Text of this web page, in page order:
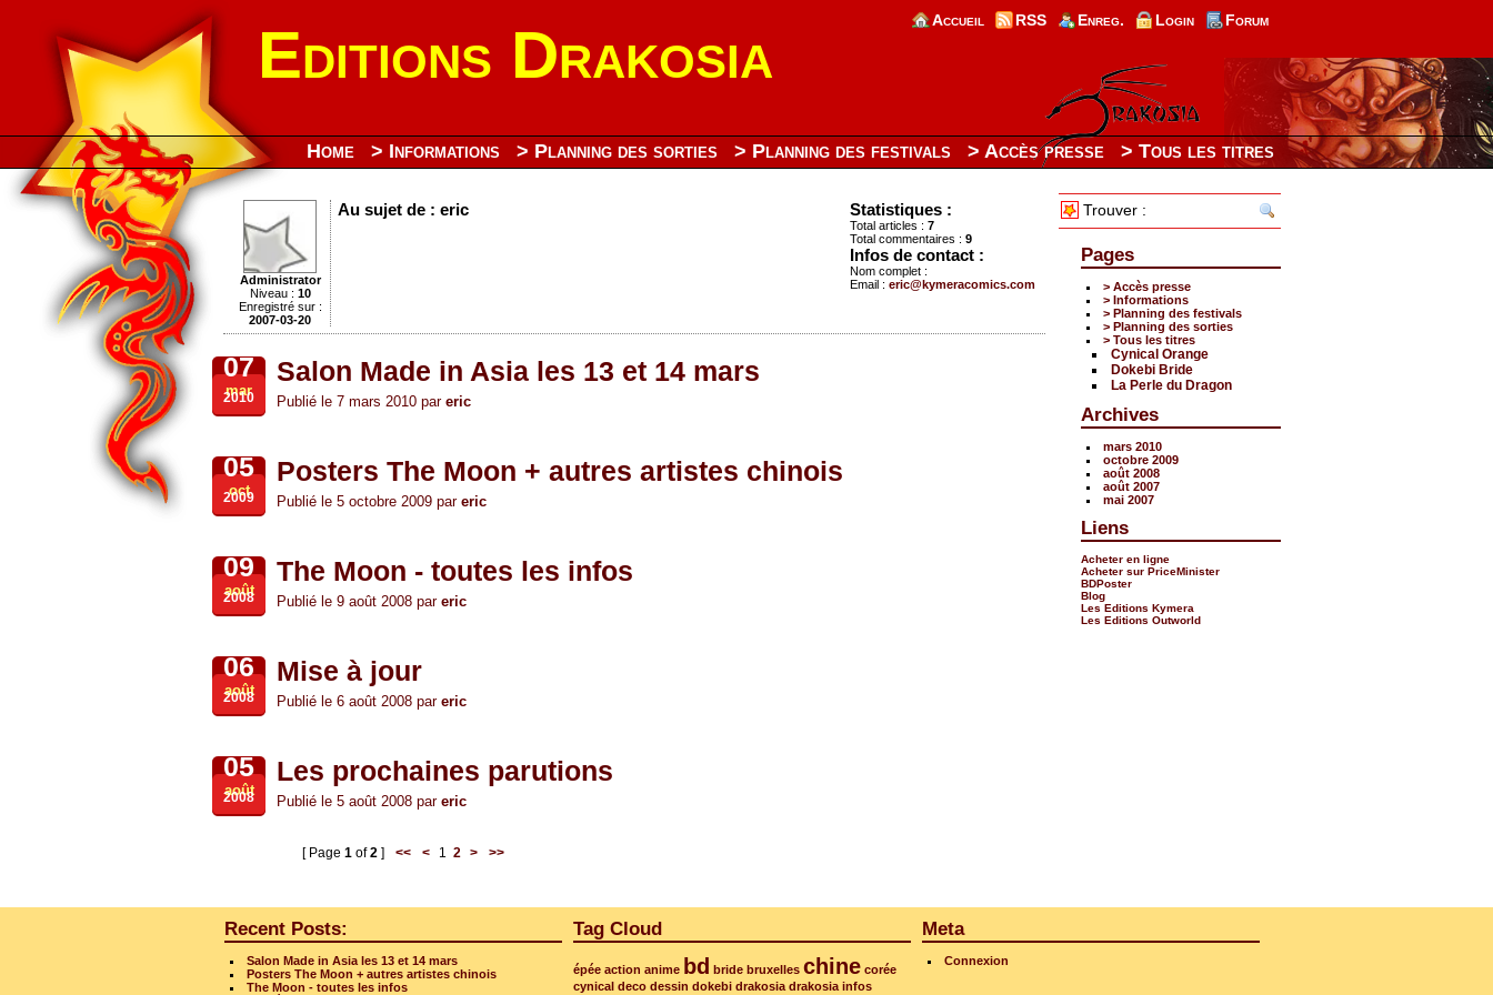
Accueil RSS Enreg. Login Forum
Editions Drakosia
Home > Informations > Planning des sorties > Planning des festivals > Accès presse > Tous les titres
Administrator
Niveau : 10
Enregistré sur :
2007-03-20
Au sujet de : eric Statistiques :
Total articles : 7
Total commentaires : 9
Infos de contact :
Nom complet :
Email : eric@kymeracomics.com
07
mar
2010
Salon Made in Asia les 13 et 14 mars
Publié le 7 mars 2010 par eric
05
oct
2009
Posters The Moon + autres artistes chinois
Publié le 5 octobre 2009 par eric
09
août
2008
The Moon - toutes les infos
Publié le 9 août 2008 par eric
06
août
2008
Mise à jour
Publié le 6 août 2008 par eric
05
août
2008
Les prochaines parutions
Publié le 5 août 2008 par eric
[ Page 1 of2 ] << < 1 2 > >>
Trouver :
Pages
> Accès presse
> Informations
> Planning des festivals
> Planning des sorties
> Tous les titres
Cynical Orange
Dokebi Bride
La Perle du Dragon
Archives
mars 2010
octobre 2009
août 2008
août 2007
mai 2007
Liens
Acheter en ligne
Acheter sur PriceMinister
BDPoster
Blog
Les Editions Kymera
Les Editions Outworld
Recent Posts:
Salon Made in Asia les 13 et 14 mars
Posters The Moon + autres artistes chinois
The Moon - toutes les infos
Tag Cloud
épée action anime bd bride bruxelles chine corée
cynical deco dessin dokebi drakosia drakosia infos
Meta
Connexion